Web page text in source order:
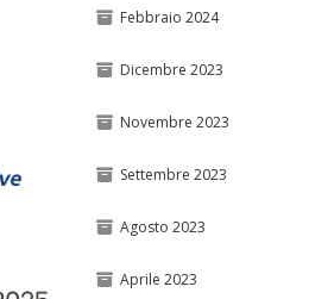
Febbraio 2024
Dicembre 2023
Novembre 2023
Settembre 2023
Agosto 2023
Aprile 2023